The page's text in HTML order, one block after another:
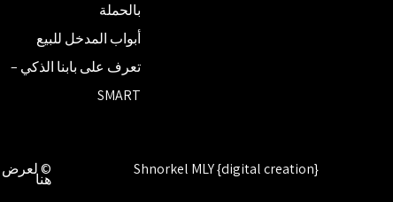
بالحملة
أبواب المدخل للبيع
تعرف على بابنا الذكي –
SMART
Shnorkel MLY {digital creation} © لعرض
هنا